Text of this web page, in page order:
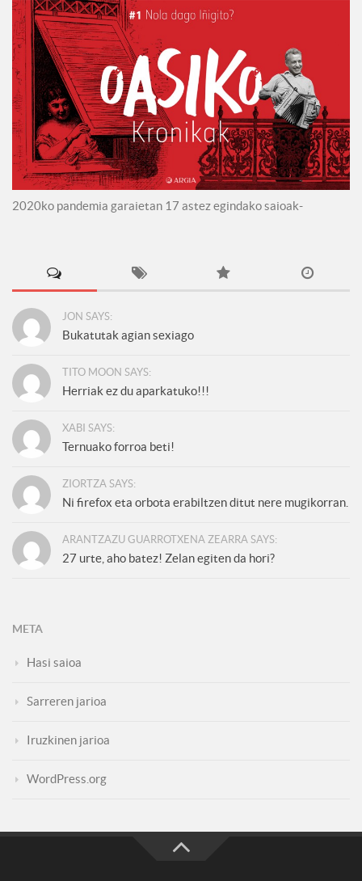
2020ko pandemia garaietan 17 astez egindako saioak-
JON SAYS:
Bukatutak agian sexiago
TITO MOON SAYS:
Herriak ez du aparkatuko!!!
XABI SAYS:
Ternuako forroa beti!
ZIORTZA SAYS:
Ni firefox eta orbota erabiltzen ditut nere mugikorran.
ARANTZAZU GUARROTXENA ZEARRA SAYS:
27 urte, aho batez! Zelan egiten da hori?
META
Hasi saioa
Sarreren jarioa
Iruzkinen jarioa
WordPress.org